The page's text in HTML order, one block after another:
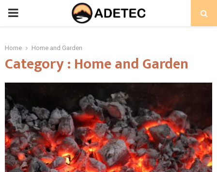
PRIMARY
Home Home and Garden
Category : Home and Garden